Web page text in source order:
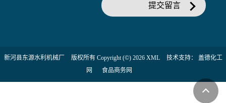
提交留言
新河县东源水利机械厂 版权所有 Copyright (©) 2026 XML 技术支持： 盖德化工
网
食品商务网